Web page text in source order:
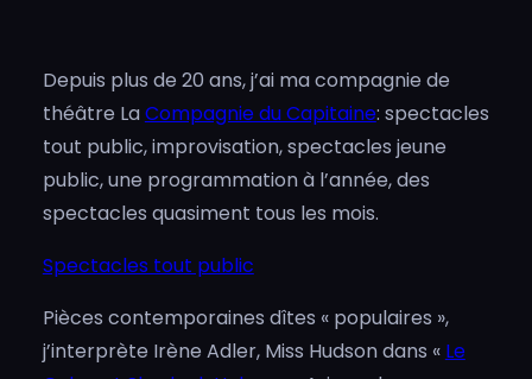
Depuis plus de 20 ans, j’ai ma compagnie de
théâtre LaCompagnie du Capitaine: spectacles
tout public, improvisation, spectacles jeune
public, une programmation à l’année, des
spectacles quasiment tous les mois.
Spectacles tout public
Pièces contemporaines dîtes « populaires »,
j’interprète Irène Adler, Miss Hudson dans « Le